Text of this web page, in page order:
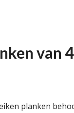
van
planken